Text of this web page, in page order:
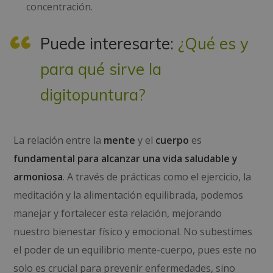
concentración.
Puede interesarte: ¿Qué es y
para qué sirve la
digitopuntura?
La relación entre la mente y el cuerpo es
fundamental para alcanzar una vida saludable y
armoniosa. A través de prácticas como el ejercicio, la
meditación y la alimentación equilibrada, podemos
manejar y fortalecer esta relación, mejorando
nuestro bienestar físico y emocional. No subestimes
el poder de un equilibrio mente-cuerpo, pues este no
solo es crucial para prevenir enfermedades, sino